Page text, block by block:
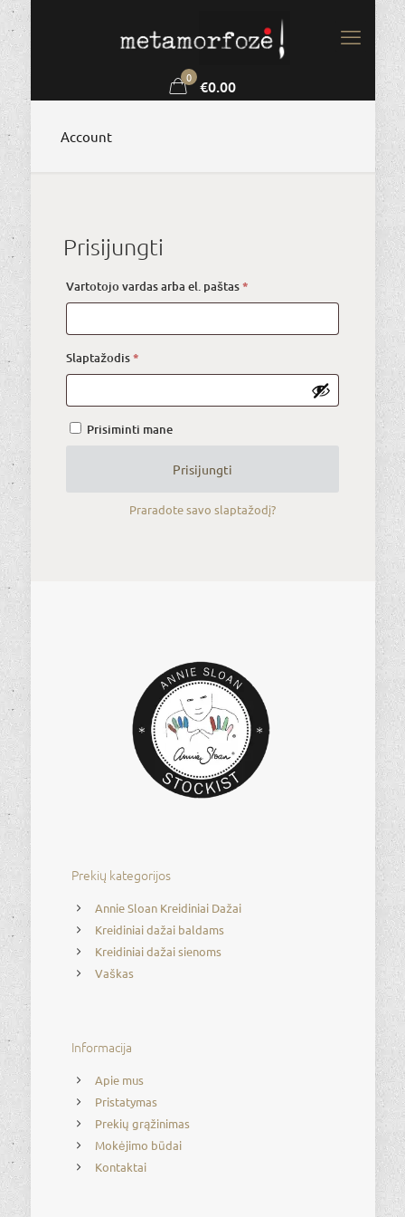
0 €0.00
Account
Prisijungti
Vartotojo vardas arba el. paštas*Privalomas
Slaptažodis*Privalomas
Alternative:
Prisiminti mane
Prisijungti
Praradote savo slaptažodį?
Prekių kategorijos
Annie Sloan Kreidiniai Dažai
Kreidiniai dažai baldams
Kreidiniai dažai sienoms
Vaškas
Informacija
Apie mus
Pristatymas
Prekių grąžinimas
Mokėjimo būdai
Kontaktai